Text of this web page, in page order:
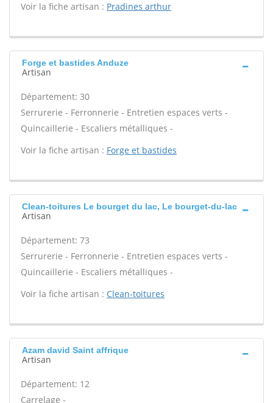
Voir la fiche artisan : Pradines arthur
Forge et bastides Anduze
Artisan
Département: 30
Serrurerie - Ferronnerie - Entretien espaces verts -
Quincaillerie - Escaliers métalliques -
Voir la fiche artisan : Forge et bastides
Clean-toitures Le bourget du lac, Le bourget-du-lac
Artisan
Département: 73
Serrurerie - Ferronnerie - Entretien espaces verts -
Quincaillerie - Escaliers métalliques -
Voir la fiche artisan : Clean-toitures
Azam david Saint affrique
Artisan
Département: 12
Carrelage -